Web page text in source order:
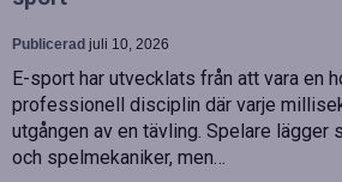
Publicerad juli 10, 2026
E-sport har utvecklats från att vara en
professionell disciplin där varje
utgången av en tävling. Spelare lägger
och spelmekaniker, men…